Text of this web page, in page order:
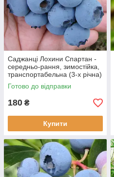
Саджанці Лохини Спартан -
середньо-рання, зимостійка,
транспортабельна (3-х річна)
С2
Готово до відправки
180 ₴
Купити